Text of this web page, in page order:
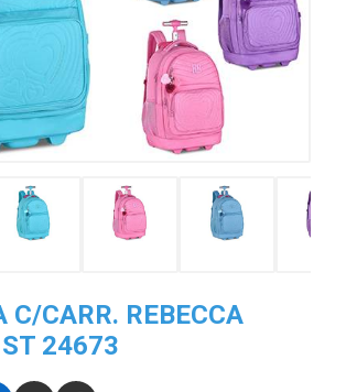
C/CARR. REBECCA
24673